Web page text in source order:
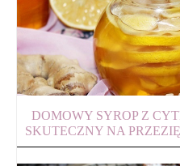
DOMOWY SYROP Z
SKUTECZNY NA